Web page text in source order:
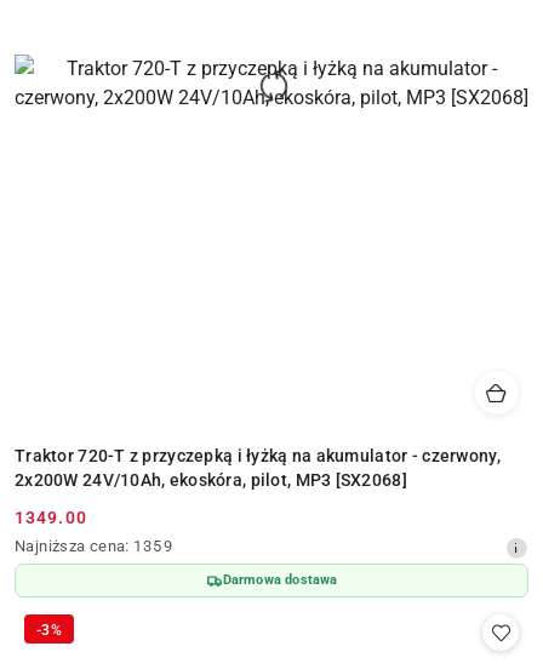
Traktor 720-T z przyczepką i łyżką na akumulator - czerwony,
2x200W 24V/10Ah, ekoskóra, pilot, MP3 [SX2068]
Cena
promocyjna:
1349.00
Najniższa
cena
z
Najniższa cena: 1359
Darmowa dostawa
-3%